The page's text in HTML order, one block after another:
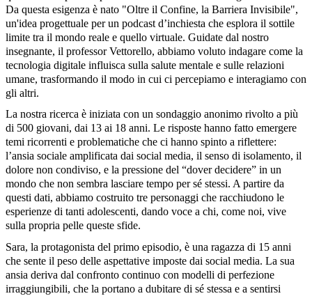
Da questa esigenza è nato "Oltre il Confine, la Barriera Invisibile",
un'idea progettuale per un podcast d’inchiesta che esplora il sottile
limite tra il mondo reale e quello virtuale. Guidate dal nostro
insegnante, il professor Vettorello, abbiamo voluto indagare come la
tecnologia digitale influisca sulla salute mentale e sulle relazioni
umane, trasformando il modo in cui ci percepiamo e interagiamo con
gli altri.
La nostra ricerca è iniziata con un sondaggio anonimo rivolto a più
di 500 giovani, dai 13 ai 18 anni. Le risposte hanno fatto emergere
temi ricorrenti e problematiche che ci hanno spinto a riflettere:
l’ansia sociale amplificata dai social media, il senso di isolamento, il
dolore non condiviso, e la pressione del “dover decidere” in un
mondo che non sembra lasciare tempo per sé stessi. A partire da
questi dati, abbiamo costruito tre personaggi che racchiudono le
esperienze di tanti adolescenti, dando voce a chi, come noi, vive
sulla propria pelle queste sfide.
Sara, la protagonista del primo episodio, è una ragazza di 15 anni
che sente il peso delle aspettative imposte dai social media. La sua
ansia deriva dal confronto continuo con modelli di perfezione
irraggiungibili, che la portano a dubitare di sé stessa e a sentirsi